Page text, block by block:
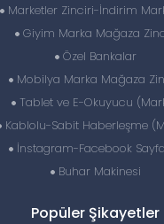
Marketler Zinciri-İndirim
Giyim Marka Mağaza
Özel Bankalar
Mobilya Marka Mağaza
Tablet ve E-Okuyucu
Kablolu-Sabit Haberleşme
İnstagram-Facebook
Buhar Makinesi
Popüler Şikayetler